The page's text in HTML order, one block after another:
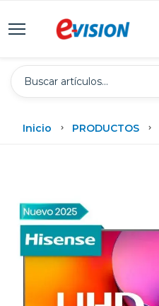
Inicio PRODUCTOS